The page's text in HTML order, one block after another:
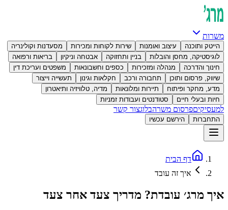
משרות
הייטק ותוכנה עיצוב ואומנות שירות לקוחות ומכירות
מסעדנות וקולינריה
לוגיסטיקה, מחסן והובלות
בניין ותחזוקה אבטחה וניקיון
בריאות ורפואה
חינוך והדרכה
מנהלה ומזכירות כספים וחשבונאות
משפטים ועריכת דין
שיווק, פרסום ותוכן
תחבורה ורכב חקלאות וגינון
תעשייה וייצור
מדע, מחקר ופיתוח
תיירות ומלונאות
מדיה, טלוויזיה ותיאטרון
חיות ובעלי חיים
סטודנטים ועבודות זמניות
למעסיקיםפרסום משרהבלוגצור קשר
התחברות הירשם עכשיו
דף הבית
איך זה עובד
איך מרג׳ עובדת? מדריך צעד אחר צעד